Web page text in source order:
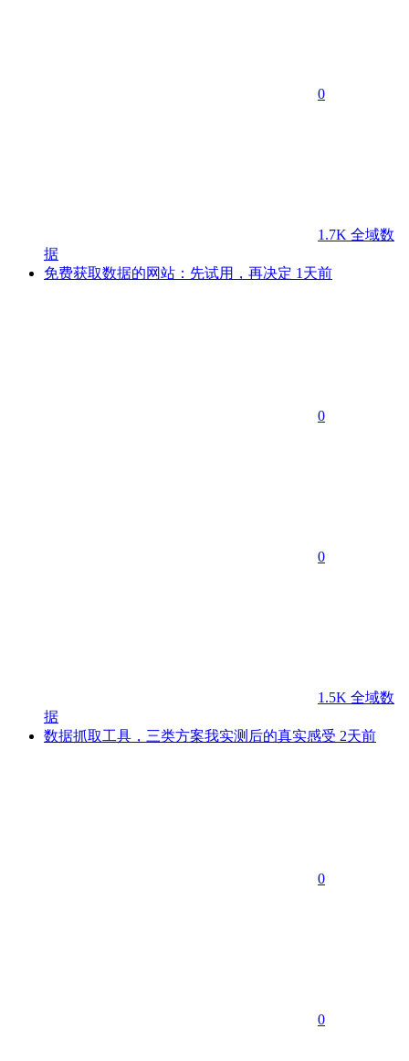
0
1.7K 全域数
据
免费获取数据的网站：先试用，再决定 1天前
0
0
1.5K 全域数
据
数据抓取工具，三类方案我实测后的真实感受 2天前
0
0